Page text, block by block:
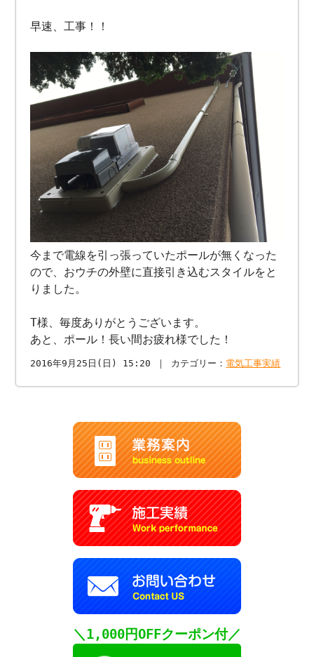
早速、工事！！
今まで電線を引っ張っていたポールが無くなった
ので、おウチの外壁に直接引き込むスタイルをと
りました。
T様、毎度ありがとうございます。
あと、ポール！長い間お疲れ様でした！
2016年9月25日(日) 15:20 ｜ カテゴリー： 電気工事実績
＼1,000円OFFクーポン付／